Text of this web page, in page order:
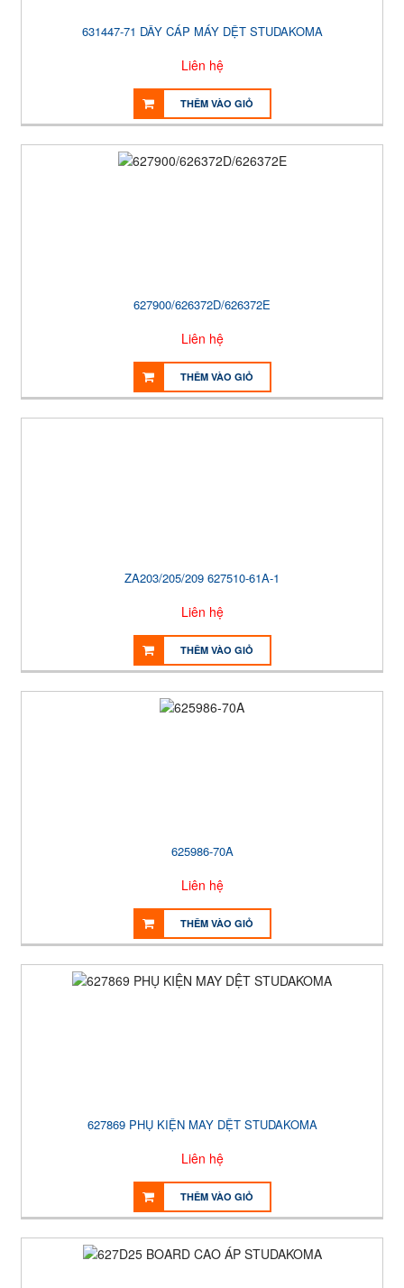
631447-71 DÂY CÁP MÁY DỆT STUDAKOMA
Liên hệ
THÊM VÀO GIỎ
627900/626372D/626372E
Liên hệ
THÊM VÀO GIỎ
ZA203/205/209 627510-61A-1
Liên hệ
THÊM VÀO GIỎ
625986-70A
Liên hệ
THÊM VÀO GIỎ
627869 PHỤ KIỆN MAY DỆT STUDAKOMA
Liên hệ
THÊM VÀO GIỎ